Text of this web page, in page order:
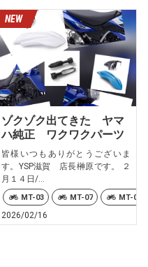
Ténéré700 XSR700 YZF-R7
ゾクゾク出てきた ヤマ
ハ純正 ワクワクパーツ
皆様いつもありがとうございま
す。YSP滋賀 店長榊原です。 ２
月１４日/...
MT-03 MT-07 MT-07
2026/02/16